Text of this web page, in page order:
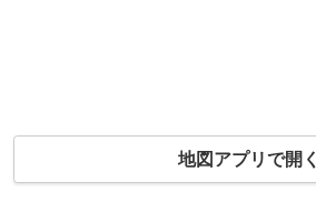
地図アプリで開く